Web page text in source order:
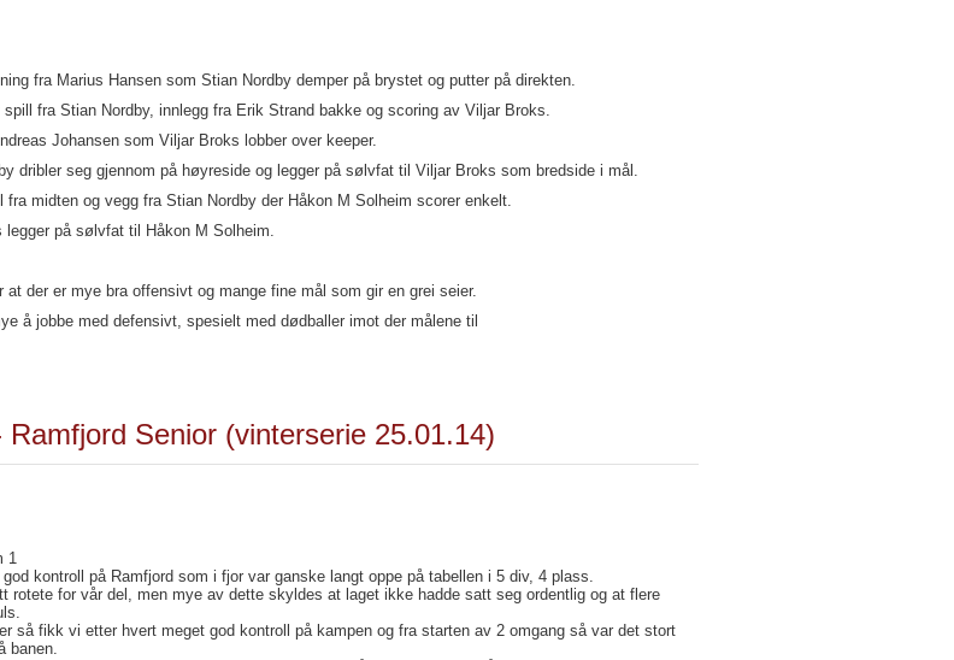
fra Marius Hansen som Stian Nordby demper på brystet og putter på direkten.
fra Stian Nordby, innlegg fra Erik Strand bakke og scoring av Viljar Broks.
Johansen som Viljar Broks lobber over keeper.
dribler seg gjennom på høyreside og legger på sølvfat til Viljar Broks som bredside i mål.
fra midten og vegg fra Stian Nordby der Håkon M Solheim scorer enkelt.
legger på sølvfat til Håkon M Solheim.
at der er mye bra offensivt og mange fine mål som gir en grei seier.
å jobbe med defensivt, spesielt med dødballer imot der målene til
Ramfjord Senior (vinterserie 25.01.14)
1
kontroll på Ramfjord som i fjor var ganske langt oppe på tabellen i 5 div, 4 plass.
rotete for vår del, men mye av dette skyldes at laget ikke hadde satt seg ordentlig og at flere
så fikk vi etter hvert meget god kontroll på kampen og fra starten av 2 omgang så var det stort
banen.